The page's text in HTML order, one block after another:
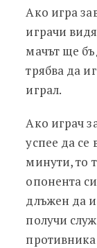
Ако игра
играчи
мачът ще
трябва да
играл.
Ако играч
успее да се
минути, то
опонента
длъжен да
получи
противника